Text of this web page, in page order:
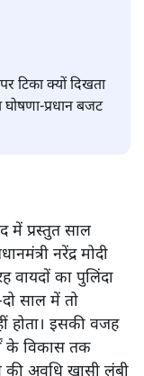
टिका क्यों दिखता
प्रधान बजट
में प्रस्तुत साल
नरेंद्र मोदी
वायदों का पुलिंदा
साल में तो
होता। इसकी वजह
के विकास तक